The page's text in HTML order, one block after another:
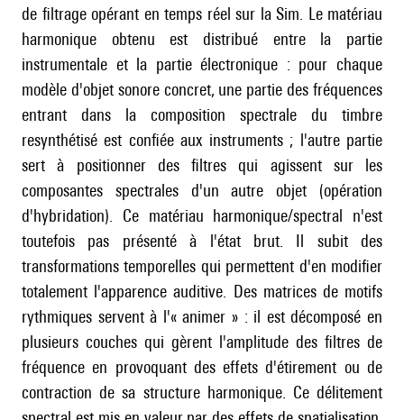
de filtrage opérant en temps réel sur la Sim. Le matériau
harmonique obtenu est distribué entre la partie
instrumentale et la partie électronique : pour chaque
modèle d'objet sonore concret, une partie des fréquences
entrant dans la composition spectrale du timbre
resynthétisé est confiée aux instruments ; l'autre partie
sert à positionner des filtres qui agissent sur les
composantes spectrales d'un autre objet (opération
d'hybridation). Ce matériau harmonique/spectral n'est
toutefois pas présenté à l'état brut. Il subit des
transformations temporelles qui permettent d'en modifier
totalement l'apparence auditive. Des matrices de motifs
rythmiques servent à l'« animer » : il est décomposé en
plusieurs couches qui gèrent l'amplitude des filtres de
fréquence en provoquant des effets d'étirement ou de
contraction de sa structure harmonique. Ce délitement